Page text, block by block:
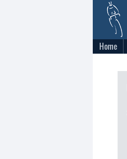
Home